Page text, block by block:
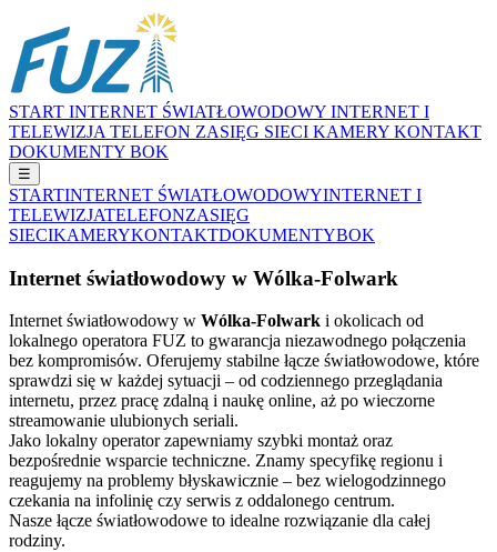
START INTERNET ŚWIATŁOWODOWY INTERNET I
TELEWIZJA TELEFON ZASIĘG SIECI KAMERY KONTAKT
DOKUMENTY BOK
☰
STARTINTERNET ŚWIATŁOWODOWYINTERNET I
TELEWIZJATELEFONZASIĘG
SIECIKAMERYKONTAKTDOKUMENTYBOK
Internet światłowodowy w Wólka-Folwark
Internet światłowodowy w Wólka-Folwark i okolicach od
lokalnego operatora FUZ to gwarancja niezawodnego połączenia
bez kompromisów. Oferujemy stabilne łącze światłowodowe, które
sprawdzi się w każdej sytuacji – od codziennego przeglądania
internetu, przez pracę zdalną i naukę online, aż po wieczorne
streamowanie ulubionych seriali.
Jako lokalny operator zapewniamy szybki montaż oraz
bezpośrednie wsparcie techniczne. Znamy specyfikę regionu i
reagujemy na problemy błyskawicznie – bez wielogodzinnego
czekania na infolinię czy serwis z oddalonego centrum.
Nasze łącze światłowodowe to idealne rozwiązanie dla całej
rodziny.